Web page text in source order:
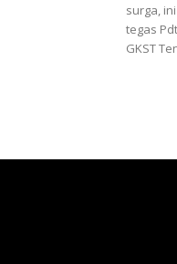
surga,
tegas
GKST